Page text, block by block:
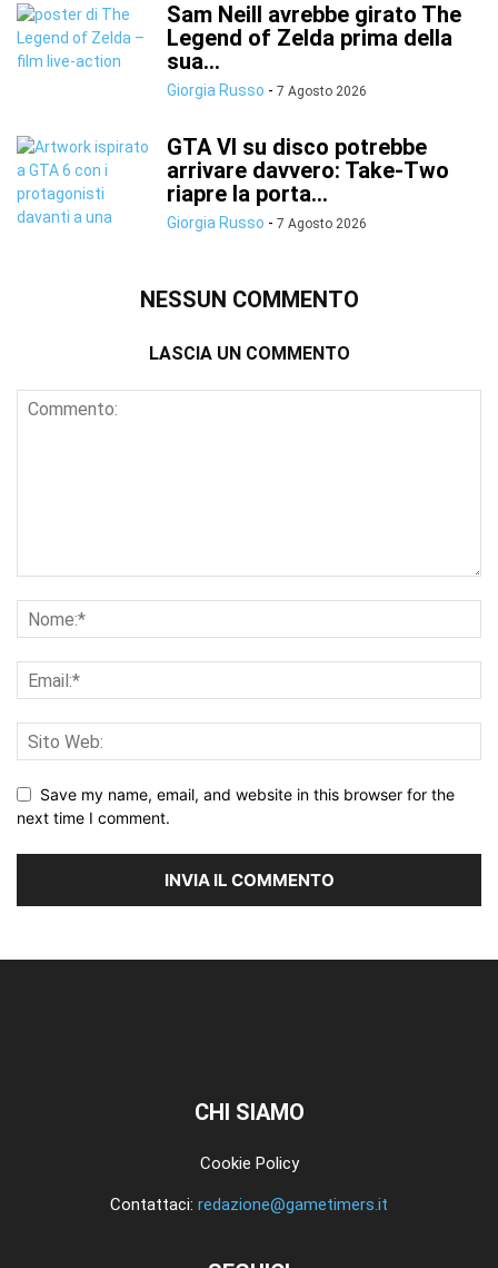
Sam Neill avrebbe girato The
Legend of Zelda prima della
sua...
Giorgia Russo - 7 Agosto 2026
GTA VI su disco potrebbe
arrivare davvero: Take-Two
riapre la porta...
Giorgia Russo - 7 Agosto 2026
NESSUN COMMENTO
LASCIA UN COMMENTO
Save my name, email, and website in this browser for the
next time I comment.
CHI SIAMO
Cookie Policy
Contattaci: redazione@gametimers.it